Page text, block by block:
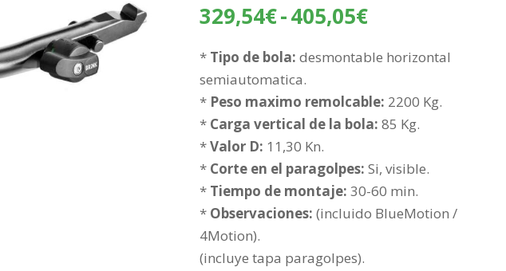
329,54€-405,05€Rango
precios:
329,54€
hasta
* Tipo de bola: desmontable horizontal
semiautomatica.
* Peso maximo remolcable: 2200 Kg.
* Carga vertical de la bola: 85 Kg.
*Valor D: 11,30 Kn.
* Corte en el paragolpes: Si, visible.
* Tiempo de montaje: 30-60 min.
* Observaciones: (incluido BlueMotion /
4Motion).
(incluye tapa paragolpes).